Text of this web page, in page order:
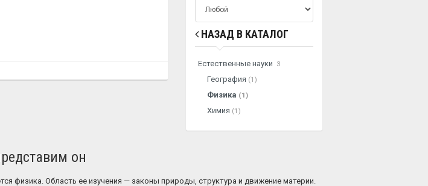
НАЗАД В КАТАЛОГ
Естественные науки 3
География (1)
Физика (1)
Химия (1)
он
физика. Область ее изучения — законы природы, структура и движение материи.